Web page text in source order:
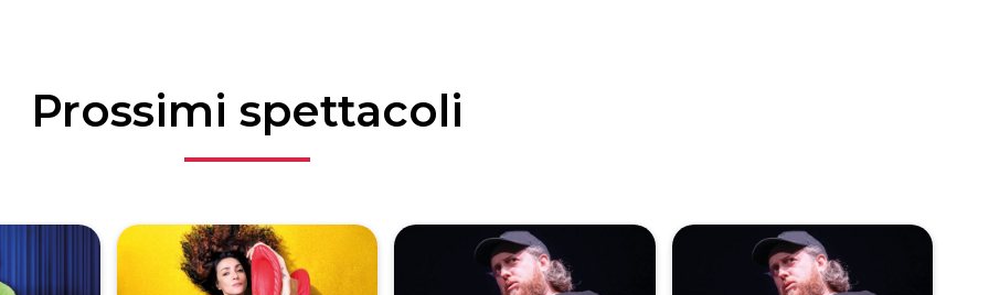
Prossimi spettacoli